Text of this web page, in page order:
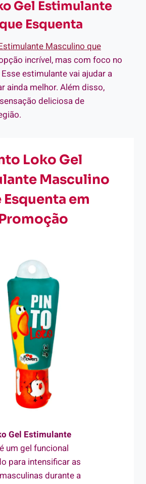
Gel Estimulante
Esquenta
Masculino que
incrível, mas com foco no
estimulante vai ajudar a
ainda melhor. Além disso,
deliciosa de
Loko Gel
Masculino
Esquenta em
Gel Estimulante
é um gel funcional
para intensificar as
durante a